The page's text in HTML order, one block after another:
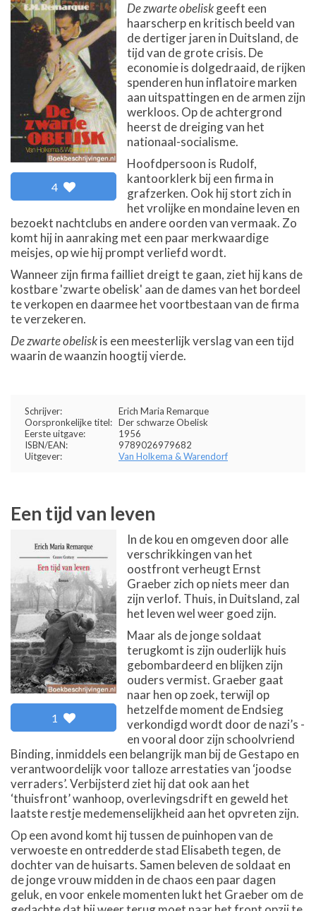
4
De zwarte obeliskgeeft een
haarscherp en kritisch beeld van
de dertiger jaren in Duitsland, de
tijd van de grote crisis. De
economie is dolgedraaid, de rijken
spenderen hun inflatoire marken
aan uitspattingen en de armen zijn
werkloos. Op de achtergrond
heerst de dreiging van het
nationaal-socialisme.
Hoofdpersoon is Rudolf,
kantoorklerk bij een firma in
grafzerken. Ook hij stort zich in
het vrolijke en mondaine leven en
bezoekt nachtclubs en andere oorden van vermaak. Zo
komt hij in aanraking met een paar merkwaardige
meisjes, op wie hij prompt verliefd wordt.
Wanneer zijn firma failliet dreigt te gaan, ziet hij kans de
kostbare 'zwarte obelisk' aan de dames van het bordeel
te verkopen en daarmee het voortbestaan van de firma
te verzekeren.
De zwarte obeliskis een meesterlijk verslag van een tijd
waarin de waanzin hoogtij vierde.
Schrijver:
Erich Maria Remarque
Oorspronkelijke titel: Der schwarze Obelisk
Eerste uitgave:
1956
ISBN/EAN:
9789026979682
Uitgever:
Van Holkema & Warendorf
Een tijd van leven
1
In de kou en omgeven door alle
verschrikkingen van het
oostfront verheugt Ernst
Graeber zich op niets meer dan
zijn verlof. Thuis, in Duitsland, zal
het leven wel weer goed zijn.
Maar als de jonge soldaat
terugkomt is zijn ouderlijk huis
gebombardeerd en blijken zijn
ouders vermist. Graeber gaat
naar hen op zoek, terwijl op
hetzelfde moment de Endsieg
verkondigd wordt door de nazi’s -
en vooral door zijn schoolvriend
Binding, inmiddels een belangrijk man bij de Gestapo en
verantwoordelijk voor talloze arrestaties van ‘joodse
verraders’. Verbijsterd ziet hij dat ook aan het
‘thuisfront’ wanhoop, overlevingsdrift en geweld het
laatste restje medemenselijkheid aan het opvreten zijn.
Op een avond komt hij tussen de puinhopen van de
verwoeste en ontredderde stad Elisabeth tegen, de
dochter van de huisarts. Samen beleven de soldaat en
de jonge vrouw midden in de chaos een paar dagen
geluk, en voor enkele momenten lukt het Graeber om de